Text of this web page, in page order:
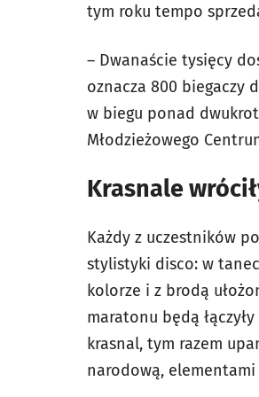
tym roku tempo
– Dwanaście tysięcy
oznacza 800 biegaczy
w biegu ponad
Młodzieżowego
Krasnale
Każdy z uczestników
stylistyki disco: w
kolorze i z brodą
maratonu będą
krasnal, tym razem
narodową,